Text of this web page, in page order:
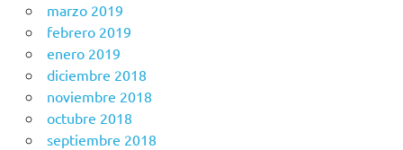
marzo 2019
febrero 2019
enero 2019
diciembre 2018
noviembre 2018
octubre 2018
septiembre 2018